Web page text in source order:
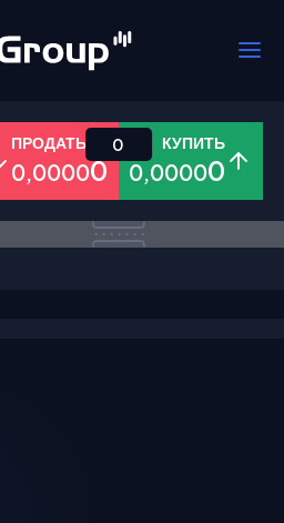
Форекс Металлы
ПРОДАТЬ
0,00000
КУПИТЬ
0,00000
0